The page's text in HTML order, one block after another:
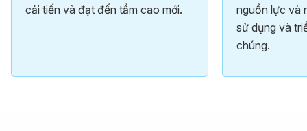
cải tiến và đạt đến tầm cao mới.
nguồn lực và
sử dụng và
chúng.